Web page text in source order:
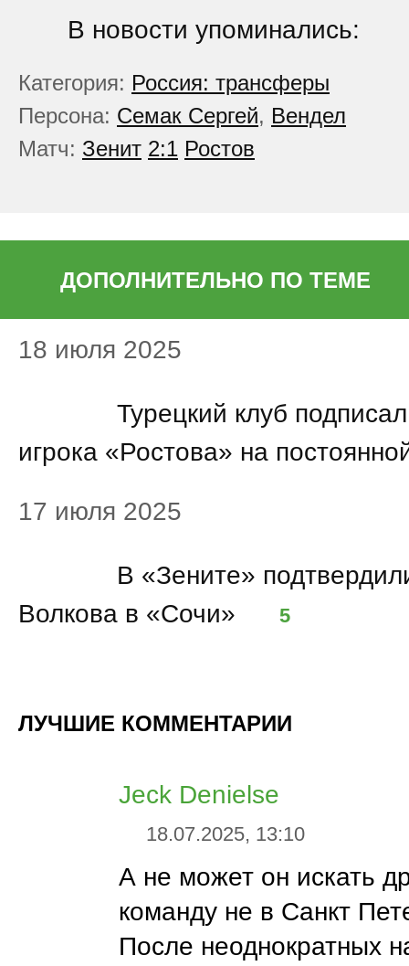
В новости упоминались:
Категория: Россия: трансферы
Персона: Семак Сергей, Вендел
Матч: Зенит 2:1 Ростов
ДОПОЛНИТЕЛЬНО ПО ТЕМЕ
18 июля 2025
Турецкий клуб
игрока «Ростова» на
17 июля 2025
В «Зените»
Волкова в «Сочи»
5
ЛУЧШИЕ КОММЕНТАРИИ
Jeck Denielse
18.07.2025, 13:10
А не может он искать
команду не в Санкт
После неоднократных